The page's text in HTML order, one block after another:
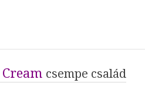
Cream csempe család